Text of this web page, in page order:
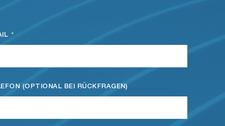
(OPTIONAL BEI RÜCKFRAGEN)